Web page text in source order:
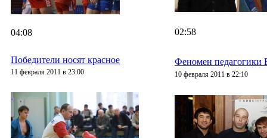
04:08
Победители носят красное
11 февраля 2011 в 23:00
02:58
Феномен педагогики
10 февраля 2011 в 22:10